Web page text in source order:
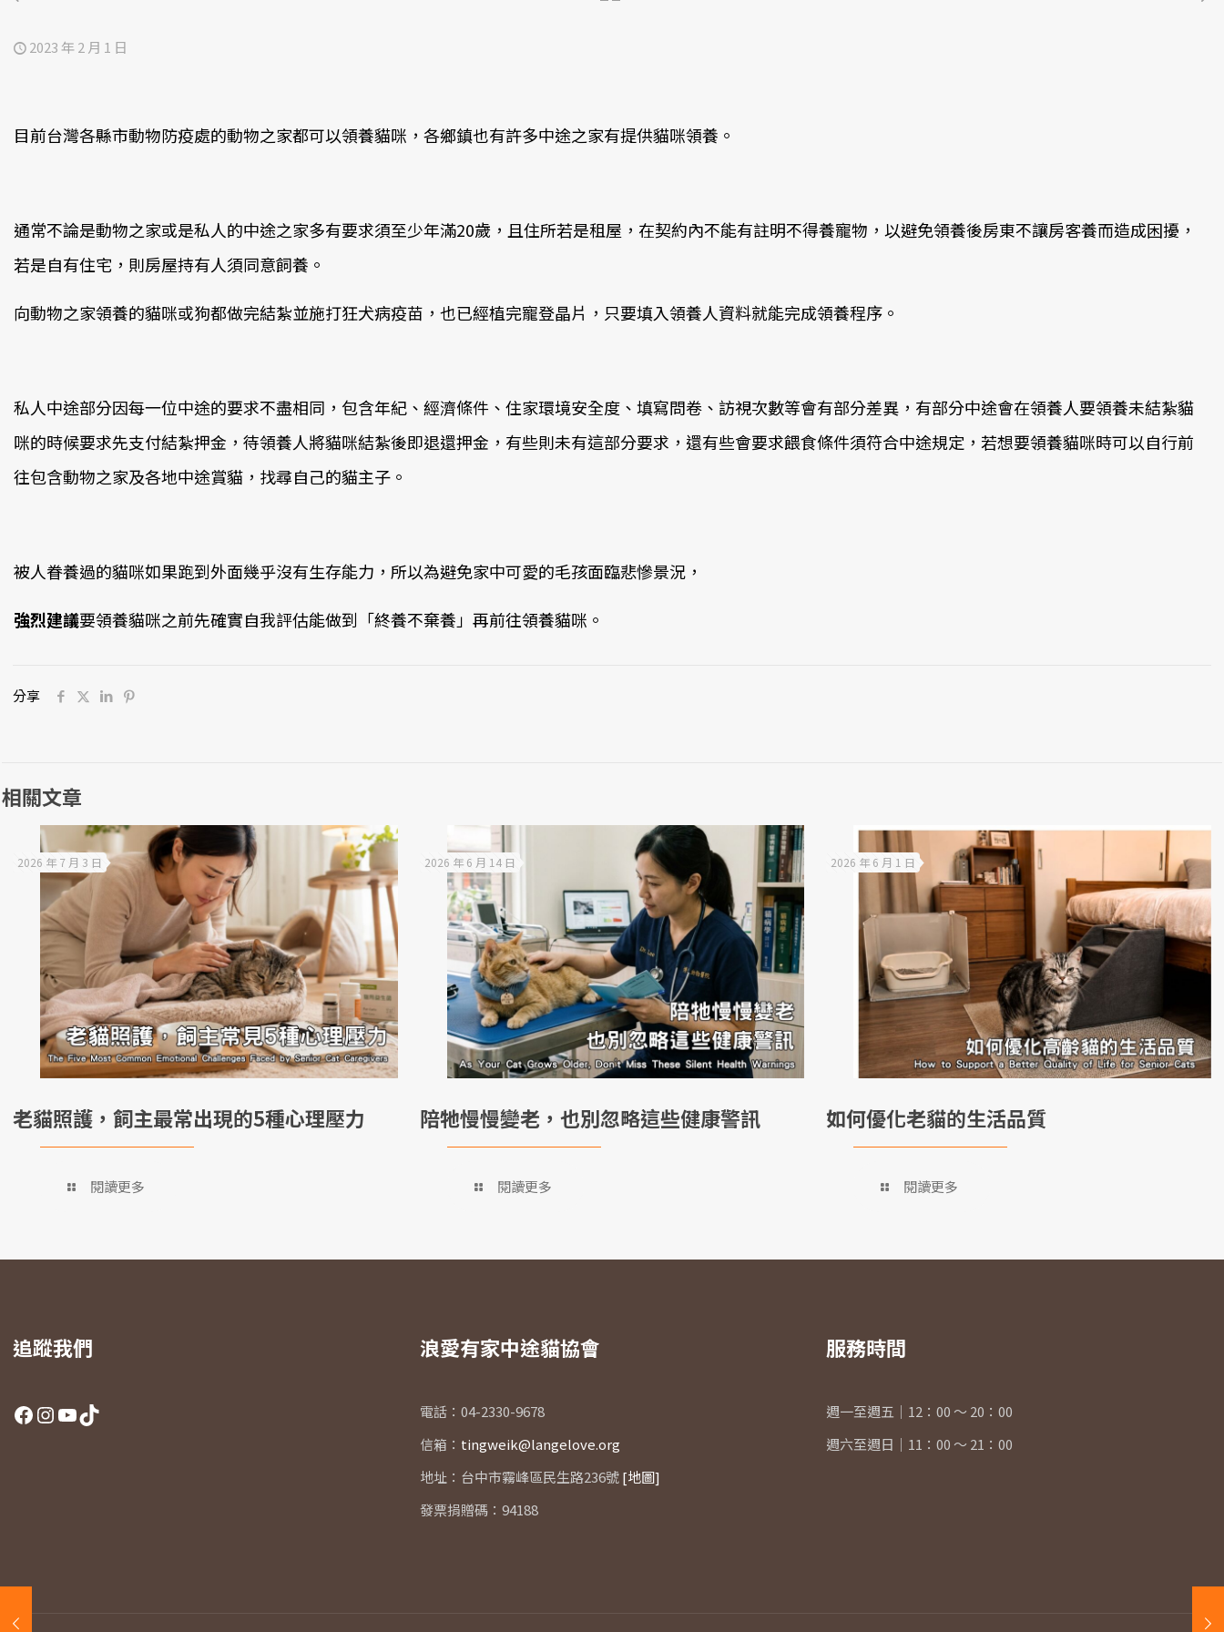
2023 年 2 月 1 日
目前台灣各縣市動物防疫處的動物之家都可以領養貓咪，各鄉鎮也有許多中途之家有提供貓咪領養。
通常不論是動物之家或是私人的中途之家多有要求須至少年滿20歲，且住所若是租屋，在契約內不能有註明不得養寵物，以避免領養後房東不讓房客養而造成困擾，
若是自有住宅，則房屋持有人須同意飼養。
向動物之家領養的貓咪或狗都做完結紮並施打狂犬病疫苗，也已經植完寵登晶片，只要填入領養人資料就能完成領養程序。
私人中途部分因每一位中途的要求不盡相同，包含年紀、經濟條件、住家環境安全度、填寫問卷、訪視次數等會有部分差異，有部分中途會在領養人要領養未結紮貓
咪的時候要求先支付結紮押金，待領養人將貓咪結紮後即退還押金，有些則未有這部分要求，還有些會要求餵食條件須符合中途規定，若想要領養貓咪時可以自行前
往包含動物之家及各地中途賞貓，找尋自己的貓主子。
被人眷養過的貓咪如果跑到外面幾乎沒有生存能力，所以為避免家中可愛的毛孩面臨悲慘景況，
強烈建議要領養貓咪之前先確實自我評估能做到「終養不棄養」再前往領養貓咪。
分享
相關文章
2026 年 7 月 3 日
老貓照護，飼主最常出現的5種心理壓力
閱讀更多
2026 年 6 月 14 日
陪牠慢慢變老，也別忽略這些健康警訊
閱讀更多
2026 年 6 月 1 日
如何優化老貓的生活品質
閱讀更多
追蹤我們
Facebook
Instagram
YouTube
TikTok
浪愛有家中途貓協會
電話：04-2330-9678
信箱： tingweik@langelove.org
地址：台中市霧峰區民生路236號[地圖]
發票捐贈碼：94188
服務時間
週一至週五｜12：00 ～ 20：00
週六至週日｜11：00 ～ 21：00